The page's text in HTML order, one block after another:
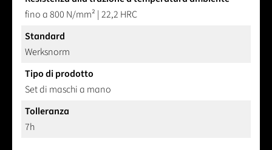
fino a 800 N/mm² | 22,2 HRC
Standard
Werksnorm
Tipo di prodotto
Set di maschi a mano
Tolleranza
7h